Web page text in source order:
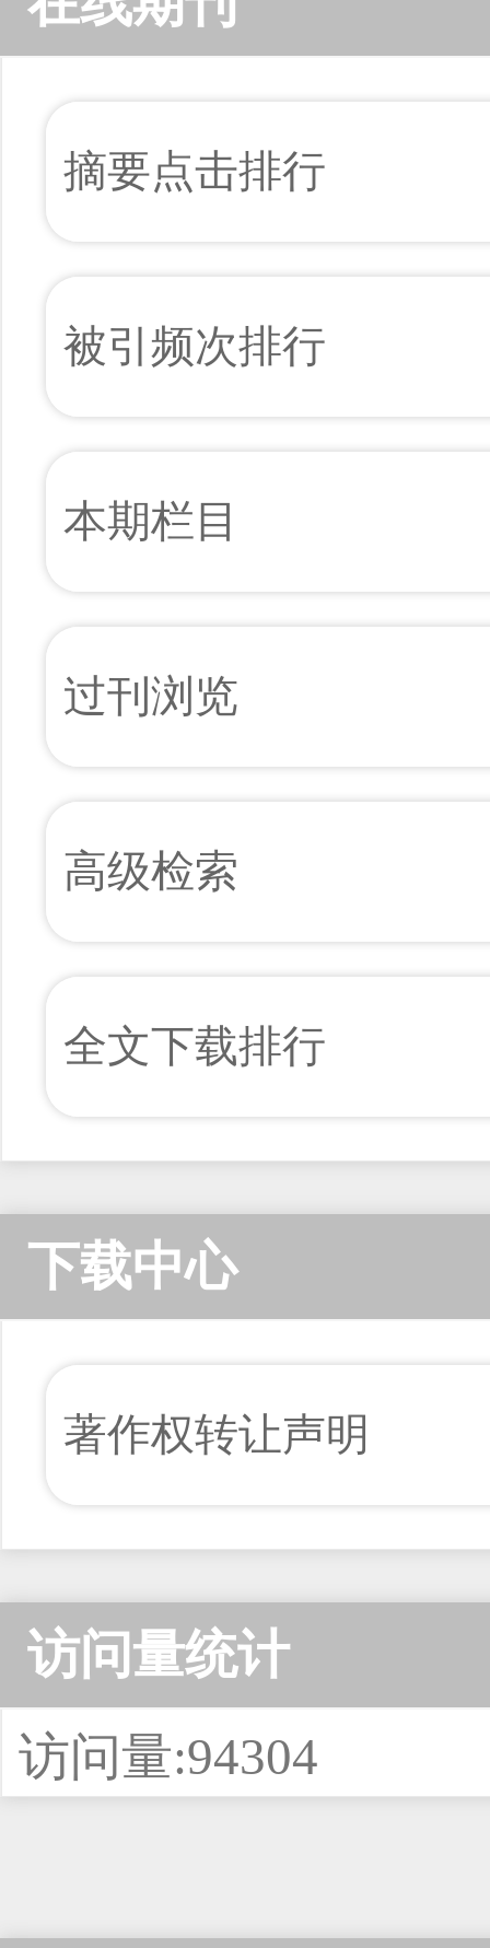
摘要点击排行
被引频次排行
本期栏目
过刊浏览
高级检索
全文下载排行
下载中心
著作权转让声明
访问量统计
访问量:94304